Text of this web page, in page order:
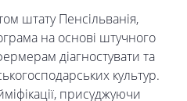
штату Пенсільванія,
на основі штучного
діагностувати та
культур.
присуджуючи